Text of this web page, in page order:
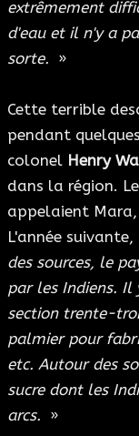
extrêmement
d'eau et il n'y a
sorte. »
Cette terrible
pendant
colonel Henry
dans la région.
appelaient
L'année
des sources, le
par les Indiens. Il
section trente-
palmier pour
etc. Autour des
sucre dont les
arcs. »